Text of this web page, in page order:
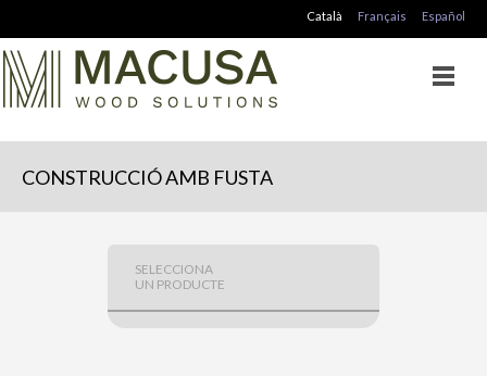
Català Français Español
CONSTRUCCIÓ AMB FUSTA
SELECCIONA
UN PRODUCTE